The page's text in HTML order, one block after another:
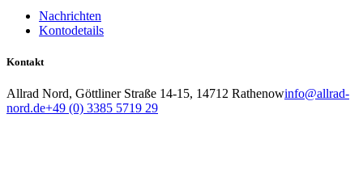
Nachrichten
Kontodetails
Kontakt
Allrad Nord, Göttliner Straße 14-15, 14712 Rathenowinfo@allrad-
nord.de+49 (0) 3385 5719 29